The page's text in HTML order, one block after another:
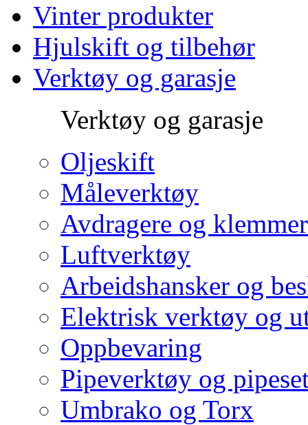
Vinter produkter
Hjulskift og tilbehør
Verktøy og garasje
Verktøy og garasje
Oljeskift
Måleverktøy
Avdragere og klemmer
Luftverktøy
Arbeidshansker og
Elektrisk verktøy og
Oppbevaring
Pipeverktøy og
Umbrako og Torx